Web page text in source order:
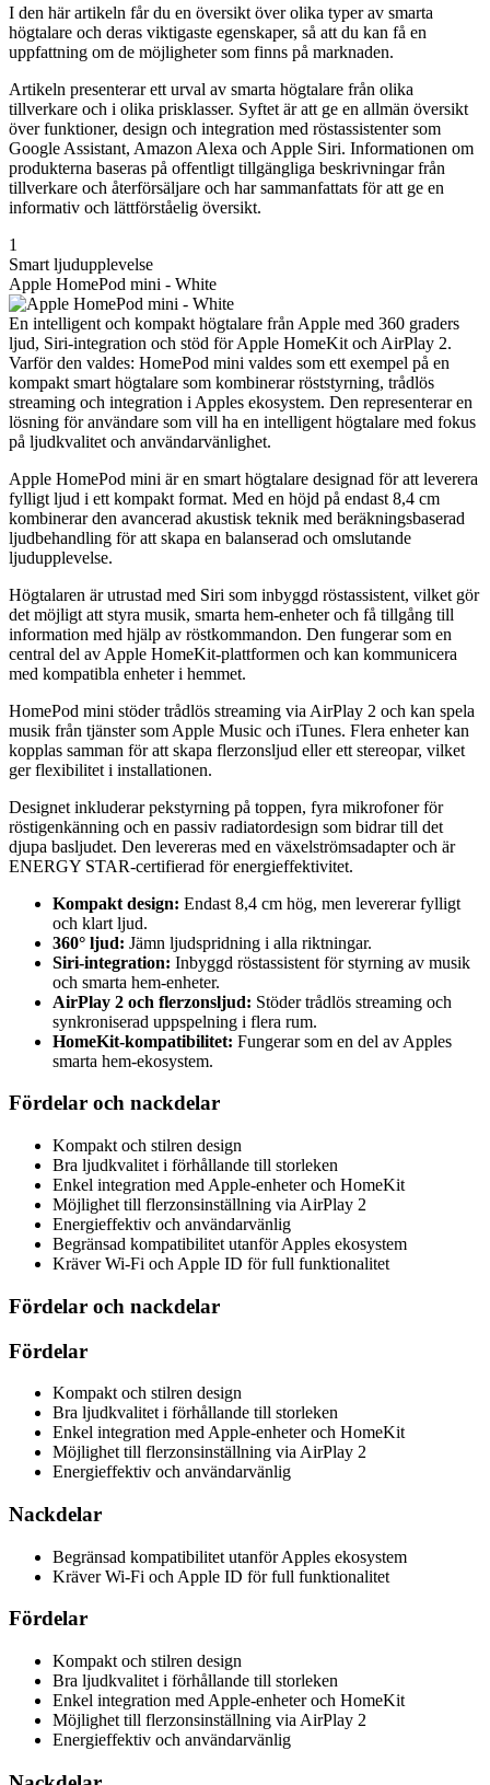
I den här artikeln får du en översikt över olika typer av smarta
högtalare och deras viktigaste egenskaper, så att du kan få en
uppfattning om de möjligheter som finns på marknaden.
Artikeln presenterar ett urval av smarta högtalare från olika
tillverkare och i olika prisklasser. Syftet är att ge en allmän översikt
över funktioner, design och integration med röstassistenter som
Google Assistant, Amazon Alexa och Apple Siri. Informationen om
produkterna baseras på offentligt tillgängliga beskrivningar från
tillverkare och återförsäljare och har sammanfattats för att ge en
informativ och lättförståelig översikt.
1
Smart ljudupplevelse
Apple HomePod mini - White
En intelligent och kompakt högtalare från Apple med 360 graders
ljud, Siri-integration och stöd för Apple HomeKit och AirPlay 2.
Varför den valdes: HomePod mini valdes som ett exempel på en
kompakt smart högtalare som kombinerar röststyrning, trådlös
streaming och integration i Apples ekosystem. Den representerar en
lösning för användare som vill ha en intelligent högtalare med fokus
på ljudkvalitet och användarvänlighet.
Apple HomePod mini är en smart högtalare designad för att leverera
fylligt ljud i ett kompakt format. Med en höjd på endast 8,4 cm
kombinerar den avancerad akustisk teknik med beräkningsbaserad
ljudbehandling för att skapa en balanserad och omslutande
ljudupplevelse.
Högtalaren är utrustad med Siri som inbyggd röstassistent, vilket gör
det möjligt att styra musik, smarta hem-enheter och få tillgång till
information med hjälp av röstkommandon. Den fungerar som en
central del av Apple HomeKit-plattformen och kan kommunicera
med kompatibla enheter i hemmet.
HomePod mini stöder trådlös streaming via AirPlay 2 och kan spela
musik från tjänster som Apple Music och iTunes. Flera enheter kan
kopplas samman för att skapa flerzonsljud eller ett stereopar, vilket
ger flexibilitet i installationen.
Designet inkluderar pekstyrning på toppen, fyra mikrofoner för
röstigenkänning och en passiv radiatordesign som bidrar till det
djupa basljudet. Den levereras med en växelströmsadapter och är
ENERGY STAR-certifierad för energieffektivitet.
Kompakt design: Endast 8,4 cm hög, men levererar fylligt
och klart ljud.
360° ljud: Jämn ljudspridning i alla riktningar.
Siri-integration: Inbyggd röstassistent för styrning av musik
och smarta hem-enheter.
AirPlay 2 och flerzonsljud: Stöder trådlös streaming och
synkroniserad uppspelning i flera rum.
HomeKit-kompatibilitet: Fungerar som en del av Apples
smarta hem-ekosystem.
Fördelar och nackdelar
Kompakt och stilren design
Bra ljudkvalitet i förhållande till storleken
Enkel integration med Apple-enheter och HomeKit
Möjlighet till flerzonsinställning via AirPlay 2
Energieffektiv och användarvänlig
Begränsad kompatibilitet utanför Apples ekosystem
Kräver Wi-Fi och Apple ID för full funktionalitet
Fördelar och nackdelar
Fördelar
Kompakt och stilren design
Bra ljudkvalitet i förhållande till storleken
Enkel integration med Apple-enheter och HomeKit
Möjlighet till flerzonsinställning via AirPlay 2
Energieffektiv och användarvänlig
Nackdelar
Begränsad kompatibilitet utanför Apples ekosystem
Kräver Wi-Fi och Apple ID för full funktionalitet
Fördelar
Kompakt och stilren design
Bra ljudkvalitet i förhållande till storleken
Enkel integration med Apple-enheter och HomeKit
Möjlighet till flerzonsinställning via AirPlay 2
Energieffektiv och användarvänlig